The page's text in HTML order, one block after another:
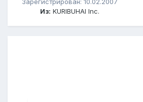
Из: KURIBUHAI Inc.